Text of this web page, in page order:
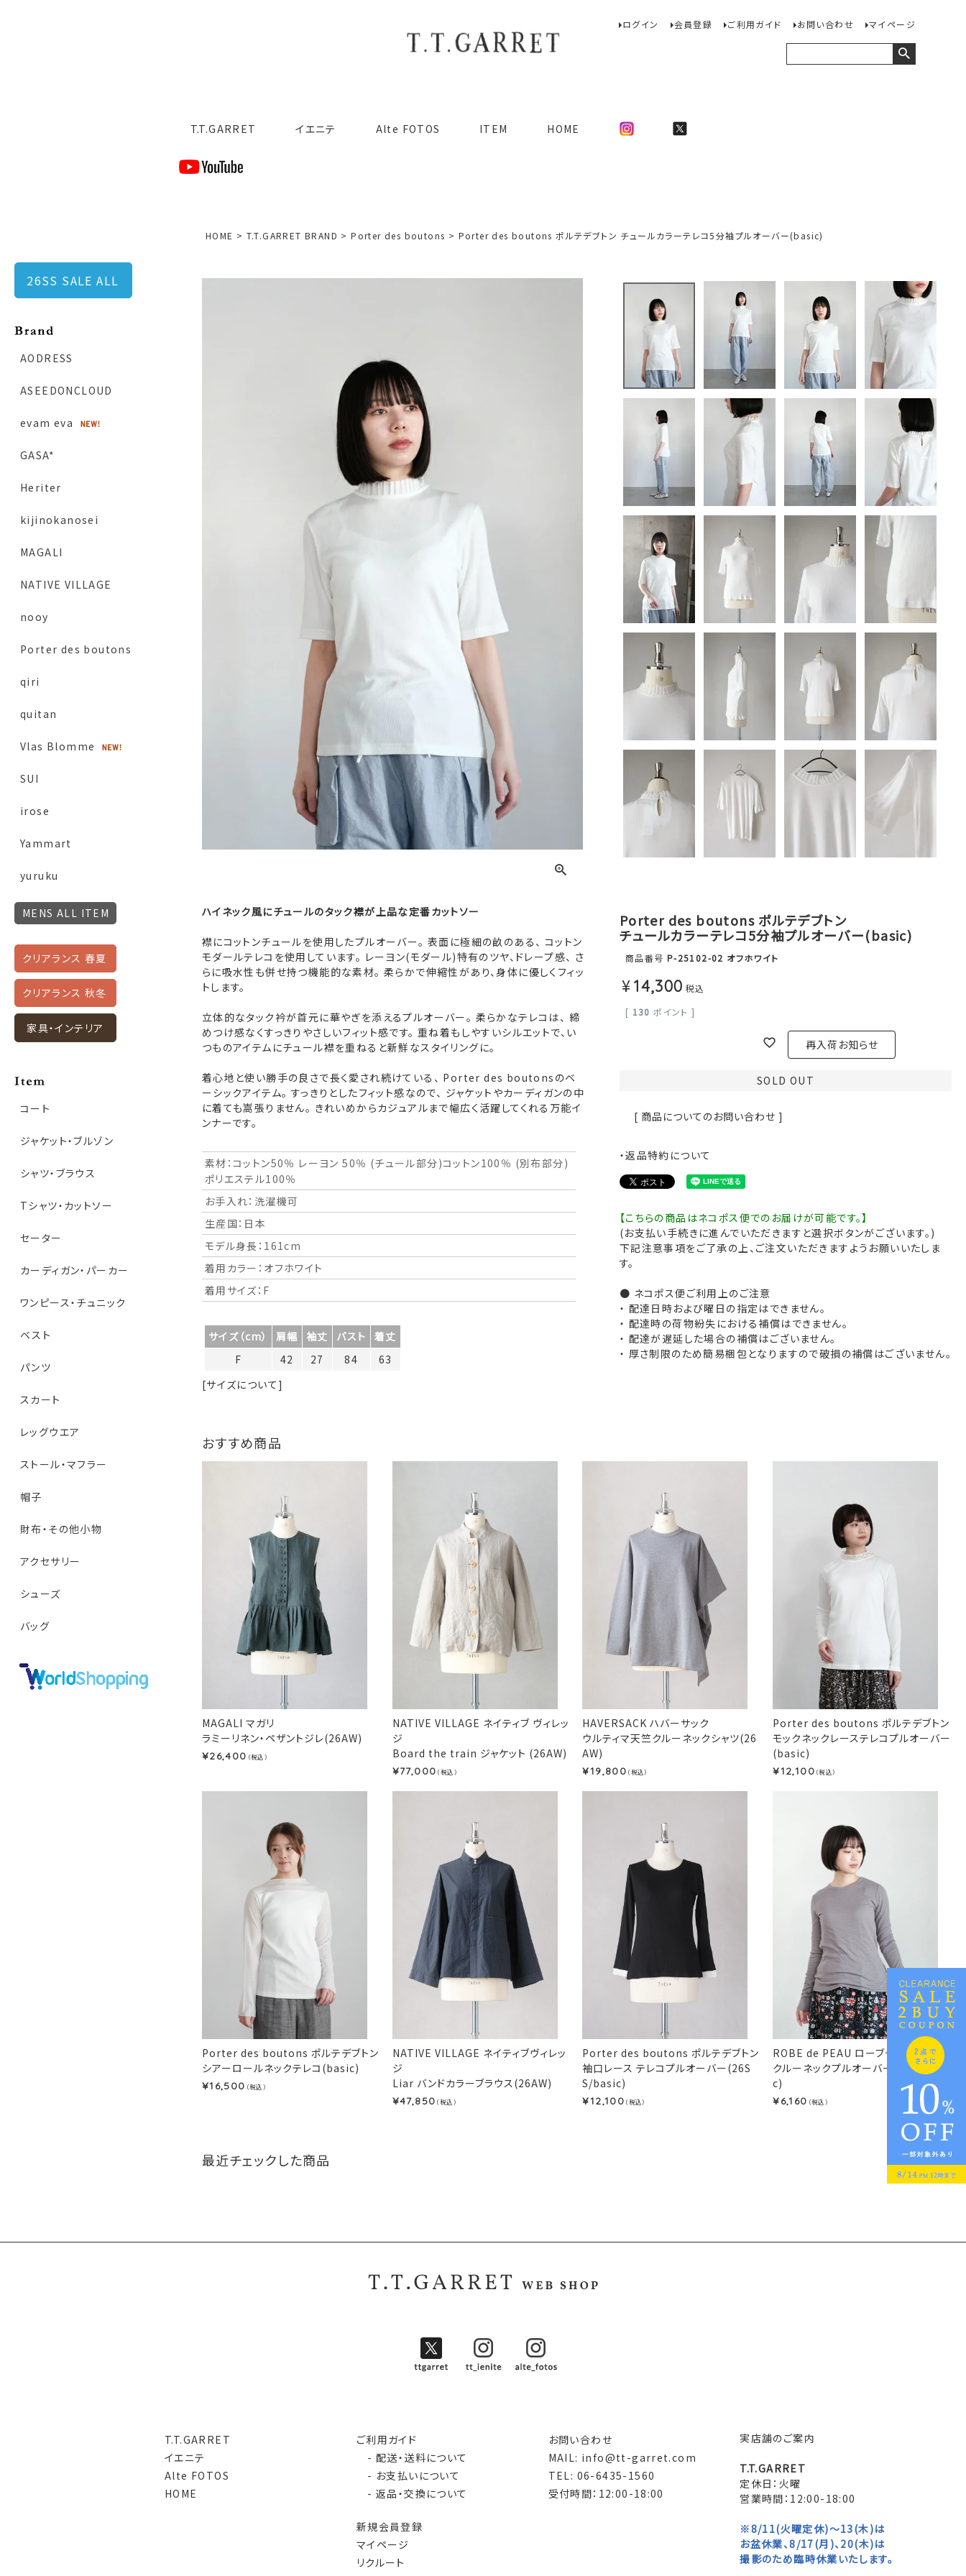
ログイン 会員登録 ご利用ガイド お問い合わせ マイページ
検索
T.T.GARRET イエニテ Alte FOTOS ITEM HOME
26SS SALE ALL
AODRESS
ASEEDONCLOUD
evam eva
GASA*
Heriter
kijinokanosei
MAGALI
NATIVE VILLAGE
nooy
Porter des boutons
qiri
quitan
Vlas Blomme
SUI
irose
Yammart
yuruku
MENS ALL ITEM
クリアランス 春夏
クリアランス 秋冬
家具・インテリア
コート
ジャケット・ブルゾン
シャツ・ブラウス
Tシャツ・カットソー
セーター
カーディガン・パーカー
ワンピース・チュニック
ベスト
パンツ
スカート
レッグウエア
ストール・マフラー
帽子
財布・その他小物
アクセサリー
シューズ
バッグ
HOME T.T.GARRET BRAND Porter des boutons Porter des boutons ポルテデブトン チュールカラーテレコ5分袖プルオーバー(basic)
ハイネック風にチュールのタック襟が上品な定番カットソー
襟にコットンチュールを使用したプルオーバー。 表面に極細の畝のある、 コットン
モダールテレコを使用しています。 レーヨン(モダール)特有のツヤ、ドレープ感、 さ
らに吸水性も併せ持つ機能的な素材。 柔らかで伸縮性があり、身体に優しくフィッ
トします。
立体的なタック衿が首元に華やぎを添えるプルオーバー。 柔らかなテレコは、 締
めつけ感なくすっきりやさしいフィット感です。 重ね着もしやすいシルエットで、い
つものアイテムにチュール襟を重ねると新鮮なスタイリングに。
着心地と使い勝手の良さで長く愛され続けている、 Porter des boutonsのベ
ーシックアイテム。 すっきりとしたフィット感なので、 ジャケットやカーディガンの中
に着ても嵩張りません。 きれいめからカジュアルまで幅広く活躍してくれる万能イ
ンナーです。
素材：コットン50％ レーヨン 50％ (チュール部分)コットン100％ (別布部分)
ポリエステル100％
お手入れ：洗濯機可
生産国：日本
モデル身長：161cm
着用カラー：オフホワイト
着用サイズ：F
サイズ（cm） 肩幅 袖丈 バスト
着丈
F
42 27 84
63
[サイズについて]
Porter des boutons ポルテデブトン
チュールカラーテレコ5分袖プルオーバー(basic)
商品番号 P-25102-02 オフホワイト
¥14,300 税込
[ 130 ポイント ]
再入荷お知らせ
SOLD OUT
[ 商品についてのお問い合わせ ]
・返品特約について
【こちらの商品はネコポス便でのお届けが可能です。】
(お支払い手続きに進んでいただきますと選択ボタンがございます。)
下記注意事項をご了承の上、ご注文いただきますようお願いいたしま
す。
● ネコポス便ご利用上のご注意
・ 配達日時および曜日の指定はできません。
・ 配達時の荷物紛失における補償はできません。
・ 配達が遅延した場合の補償はございません。
・ 厚さ制限のため簡易梱包となりますので破損の補償はございません。
おすすめ商品
MAGALI マガリ
ラミーリネン・ペザントジレ(26AW)
¥26,400 （税込）
NATIVE VILLAGE ネイティブ ヴィレッ
ジ
Board the train ジャケット (26AW)
¥77,000 （税込）
HAVERSACK ハバーサック
ウルティマ天竺クルーネックシャツ(26
AW)
¥19,800 （税込）
Porter des boutons ポルテデブトン
モックネックレーステレコプルオーバー
(basic)
¥12,100 （税込）
Porter des boutons ポルテデブトン
シアーロールネックテレコ(basic)
¥16,500 （税込）
NATIVE VILLAGE ネイティブヴィレッ
ジ
Liar バンドカラーブラウス(26AW)
¥47,850 （税込）
Porter des boutons ポルテデブトン
袖口レース テレコプルオーバー(26S
S/basic)
¥12,100 （税込）
ROBE de PEAU ローブデポー
クルーネックプルオーバー(26SS/basi
c)
¥ 6,160 （税込）
最近チェックした商品
T.T.GARRET
イエニテ
Alte FOTOS
HOME
ご利用ガイド
- 配送・送料について
- お支払いについて
- 返品・交換について
新規会員登録
マイページ
リクルート
お問い合わせ
MAIL: info@tt-garret.com
TEL: 06-6435-1560
受付時間：12:00-18:00
実店舗のご案内
T.T.GARRET
定休日：火曜
営業時間：12:00-18:00
※8/11(火曜定休)～13(木)は
お盆休業、8/17(月)、20(木)は
撮影のため臨時休業いたします。